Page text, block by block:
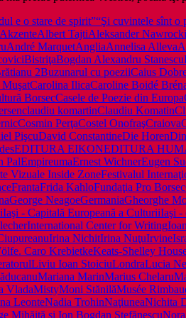
e o stare de spirit”“Şi cuvintele sînt o
AkzenteAlbert TajtiAleksander Nawrocki
André MarquetAngliaAnnelisa Alleva
BistriţaBogdan Alexandru Stanescu
2Buzunarul cu poeziiCaius
MuşatCarolina IlicaCaroline Boidé
BorsecCasele de Poezie din Europa
claudiu komartinClaudiu Komatin
Cosmin PerţaCostel OnofraşCraiova
PişcuDavid ConstantineDie Horen
EDITURA EIKONEDITURA
PalEmpireumaErnest WichnerEugen
Vizuale Inside ZoneFestivalul
FrantaFrida KahloFundaţia Pro Borsec
George NeagoeGermaniaGheorghe
Iaşi - Capitală Europeană a CulturiiIaşi -
International Center for Writing
Irina NichitIrina NuţuIrvine
Caro KrebietkeKeats-Shelley
Liviu Ioan StoiciuLondraLucia
Mariana MarinMarius Chelaru
VladaMistyMoni StănilăMusée
LeonteNadia TrohinNaţiuneaNichita
Mihăiţă şi Ion Bogdan Ştefănescu